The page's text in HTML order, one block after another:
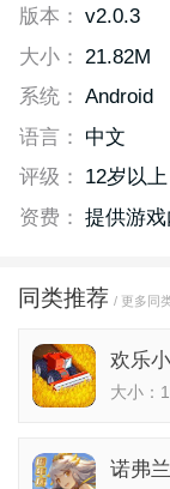
版本： v2.0.3
大小： 21.82M
系统： Android
语言：
中文
评级：
12岁以上
资费： 提供游
同类推荐 / 更多同
欢乐
大小：
诺弗